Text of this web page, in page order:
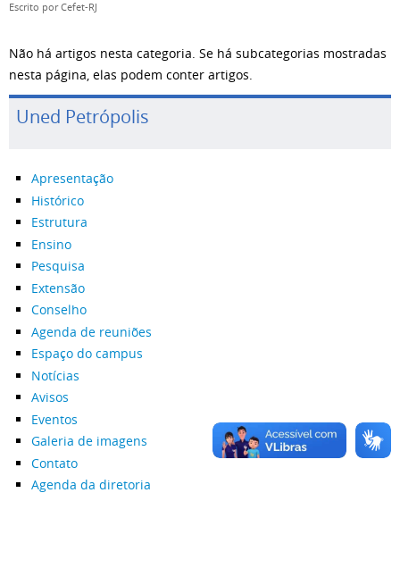
Escrito porCefet-RJ
Não há artigos nesta categoria. Se há subcategorias mostradas
nesta página, elas podem conter artigos.
Uned Petrópolis
Apresentação
Histórico
Estrutura
Ensino
Pesquisa
Extensão
Conselho
Agenda de reuniões
Espaço do campus
Notícias
Avisos
Eventos
Galeria de imagens
Contato
Agenda da diretoria